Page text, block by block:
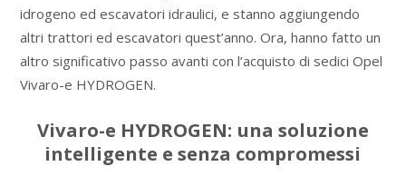
idrogeno ed escavatori idraulici, e stanno aggiungendo
altri trattori ed escavatori quest’anno. Ora, hanno fatto un
altro significativo passo avanti con l’acquisto di sedici Opel
Vivaro-e HYDROGEN.
Vivaro-e HYDROGEN: una soluzione
intelligente e senza compromessi